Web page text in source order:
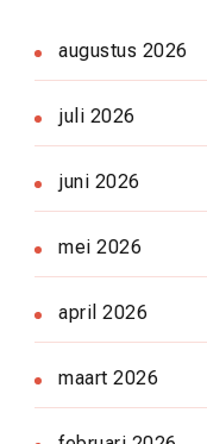
augustus 2026
juli 2026
juni 2026
mei 2026
april 2026
maart 2026